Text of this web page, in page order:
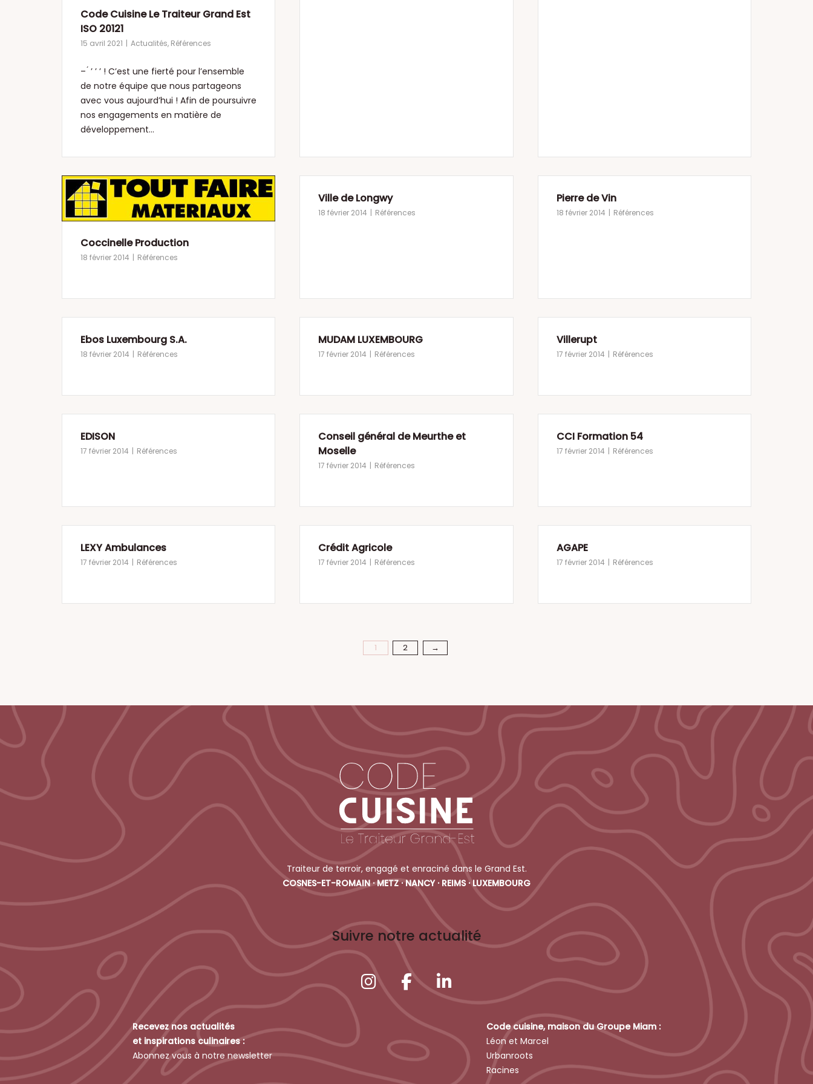
Code Cuisine Le Traiteur Grand Est
ISO 20121
15 avril 2021 Actualités, Références
– ́ ’ ’ ’ ! C’est une fierté pour l’ensemble
de notre équipe que nous partageons
avec vous aujourd’hui ! Afin de poursuivre
nos engagements en matière de
développement...
Coccinelle Production
18 février 2014 Références
Ville de Longwy
18 février 2014 Références
Pierre de Vin
18 février 2014 Références
Ebos Luxembourg S.A.
18 février 2014 Références
MUDAM LUXEMBOURG
17 février 2014 Références
Villerupt
17 février 2014 Références
EDISON
17 février 2014 Références
Conseil général de Meurthe et
Moselle
17 février 2014 Références
CCI Formation 54
17 février 2014 Références
LEXY Ambulances
17 février 2014 Références
Crédit Agricole
17 février 2014 Références
AGAPE
17 février 2014 Références
1 2 →
Traiteur de terroir, engagé et enraciné dans le Grand Est.
COSNES-ET-ROMAIN · METZ · NANCY · REIMS · LUXEMBOURG
Suivre notre actualité
Recevez nos actualités
et inspirations culinaires :
Abonnez vous à notre newsletter
Code cuisine, maison du Groupe Miam :
Léon et Marcel
Urbanroots
Racines